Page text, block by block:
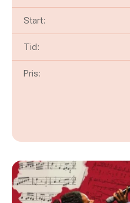
Start:
Tid:
Pris: